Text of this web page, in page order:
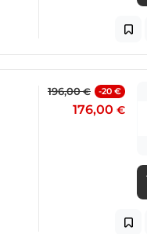
196,00€ -20 €
176,00 €